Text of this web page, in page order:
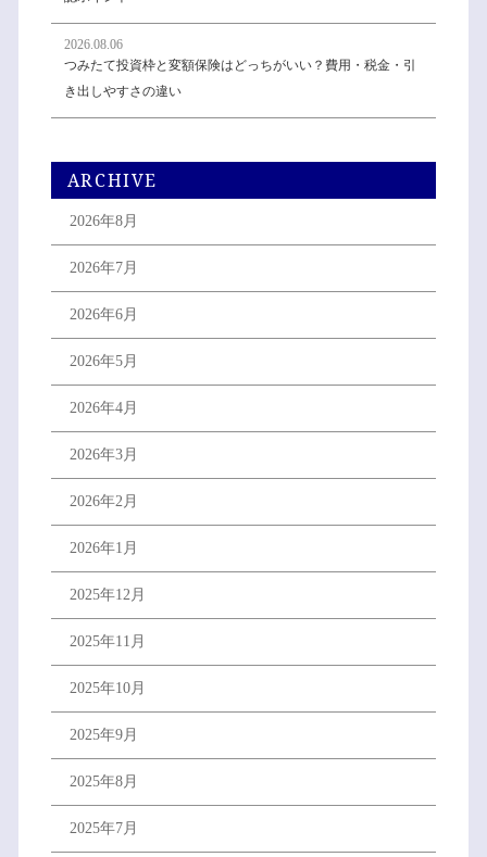
2026.08.06
つみたて投資枠と変額保険はどっちがいい？費用・税金・引
き出しやすさの違い
ARCHIVE
2026年8月
2026年7月
2026年6月
2026年5月
2026年4月
2026年3月
2026年2月
2026年1月
2025年12月
2025年11月
2025年10月
2025年9月
2025年8月
2025年7月